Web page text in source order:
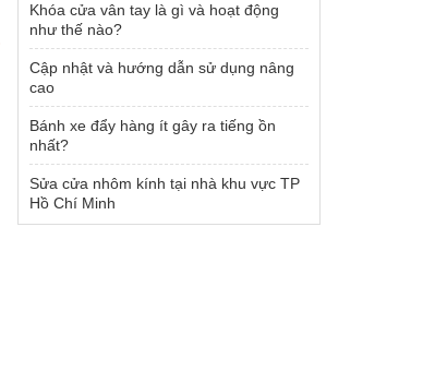
Khóa cửa vân tay là gì và hoạt động
như thế nào?
Cập nhật và hướng dẫn sử dụng nâng
cao
Bánh xe đẩy hàng ít gây ra tiếng ồn
nhất?
Sửa cửa nhôm kính tại nhà khu vực TP
Hồ Chí Minh